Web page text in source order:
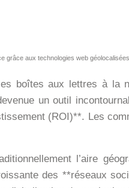
grâce aux technologies web géolocalisées
boîtes aux lettres à la
un outil
(ROI)**. Les
l’aire
des **réseaux